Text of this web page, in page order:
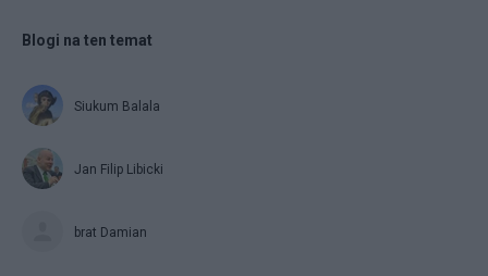
Blogi na ten temat
Siukum Balala
Jan Filip Libicki
brat Damian